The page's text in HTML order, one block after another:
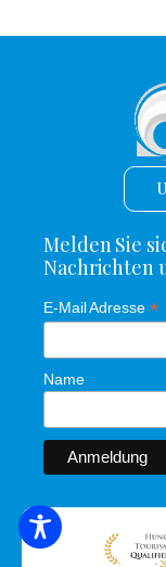
Melden Sie
Nachrichten
E-Mail Adresse *
Name